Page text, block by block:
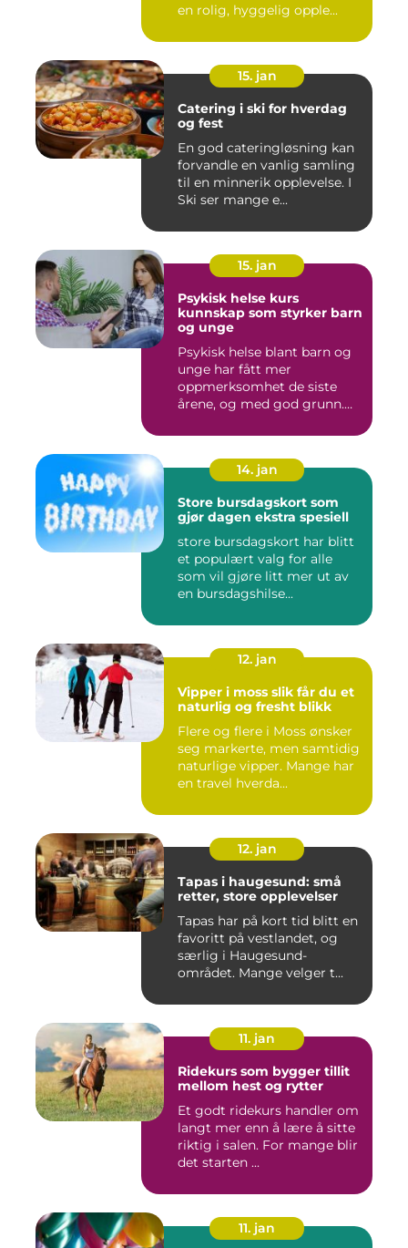
en rolig, hyggelig opple...
15. jan
Catering i ski for hverdag
og fest
En god cateringløsning kan
forvandle en vanlig samling
til en minnerik opplevelse. I
Ski ser mange e...
15. jan
Psykisk helse kurs
kunnskap som styrker barn
og unge
Psykisk helse blant barn og
unge har fått mer
oppmerksomhet de siste
årene, og med god grunn.
14. jan
Store bursdagskort som
gjør dagen ekstra spesiell
store bursdagskort har blitt
et populært valg for alle
som vil gjøre litt mer ut av
en bursdagshilse...
12. jan
Vipper i moss slik får du et
naturlig og fresht blikk
Flere og flere i Moss ønsker
seg markerte, men samtidig
naturlige vipper. Mange har
en travel hverda...
12. jan
Tapas i haugesund: små
retter, store opplevelser
Tapas har på kort tid blitt en
favoritt på vestlandet, og
særlig i Haugesund-
området. Mange velger t...
11. jan
Ridekurs som bygger tillit
mellom hest og rytter
Et godt ridekurs handler om
langt mer enn å lære å sitte
riktig i salen. For mange blir
det starten ...
11. jan